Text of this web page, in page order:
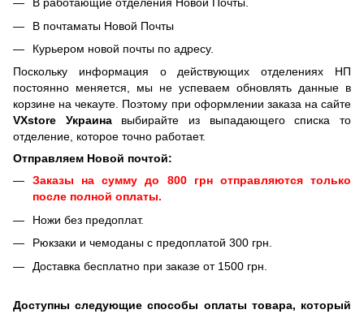
В работающие отделения Новой Почты.
В почтаматы Новой Почты
Курьером новой почты по адресу.
Поскольку информация о действующих отделениях НП
постоянно меняется, мы не успеваем обновлять данные в
корзине на чекауте. Поэтому при оформлении заказа на сайте
VXstore Украинавыбирайте из выпадающего списка то
отделение, которое точно работает.
Отправляем Новой почтой:
Заказы на сумму до 800 грн отправляются только
после полной оплаты.
Ножи без предоплат.
Рюкзаки и чемоданы с предоплатой 300 грн.
Доставка бесплатно при заказе от 1500 грн.
Доступны следующие способы оплаты товара, который